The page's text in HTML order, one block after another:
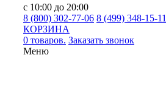
с 10:00 до 20:00
8 (800) 302-77-06 8 (499) 348-15-11
КОРЗИНА
0 товаров. Заказать звонок
Меню